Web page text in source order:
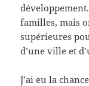
familles, mais
supérieures
d’une ville et
J’ai eu la